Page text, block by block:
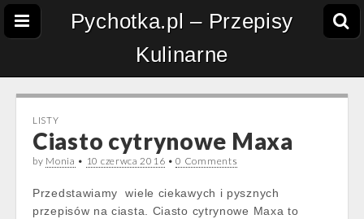
Pychotka.pl – Przepisy
Kulinarne
LISTY
Ciasto cytrynowe Maxa
by Monia • 10 czerwca 2016 •0 Comments
Przedstawiamy wiele ciekawych i pysznych
przepisów na ciasta. Ciasto cytrynowe Maxa to